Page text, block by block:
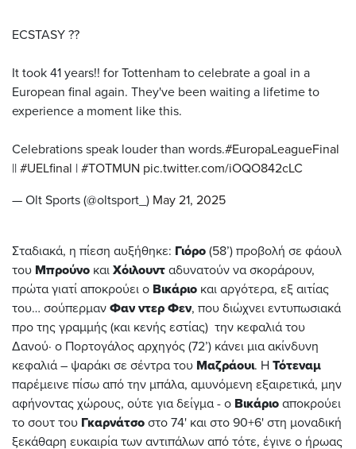
ECSTASY ??
It took 41 years!! for Tottenham to celebrate a goal in a
European final again. They've been waiting a lifetime to
experience a moment like this.
Celebrations speak louder than words.#EuropaLeagueFinal
|| #UELfinal | #TOTMUN pic.twitter.com/iOQO842cLC
— Olt Sports (@oltsport_) May 21, 2025
Σταδιακά, η πίεση αυξήθηκε: Γιόρο (58’) προβολή σε φάουλ
του Μπρούνο και Χόιλουντ αδυνατούν να σκοράρουν,
πρώτα γιατί αποκρούει ο Βικάριο και αργότερα, εξ αιτίας
του… σούπερμαν Φαν ντερ Φεν, που διώχνει εντυπωσιακά
προ της γραμμής (και κενής εστίας) την κεφαλιά του
Δανού· ο Πορτογάλος αρχηγός (72’) κάνει μια ακίνδυνη
κεφαλιά – ψαράκι σε σέντρα του Μαζράουι. Η Τότεναμ
παρέμεινε πίσω από την μπάλα, αμυνόμενη εξαιρετικά, μην
αφήνοντας χώρους, ούτε για δείγμα - ο Βικάριο αποκρούει
το σουτ του Γκαρνάτσο στο 74' και στο 90+6' στη μοναδική
ξεκάθαρη ευκαιρία των αντιπάλων από τότε, έγινε ο ήρωας